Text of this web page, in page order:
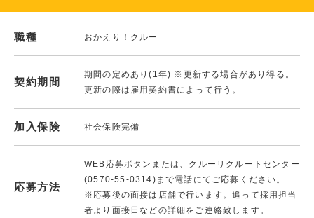
職種 おかえり！クルー
契約期間
期間の定めあり(1年) ※更新する場合があり得る。
更新の際は雇用契約書によって行う。
加入保険 社会保険完備
応募方法
WEB応募ボタンまたは、クルーリクルートセンター
(0570-55-0314)まで電話にてご応募ください。
※応募後の面接は店舗で行います。追って採用担当
者より面接日などの詳細をご連絡致します。